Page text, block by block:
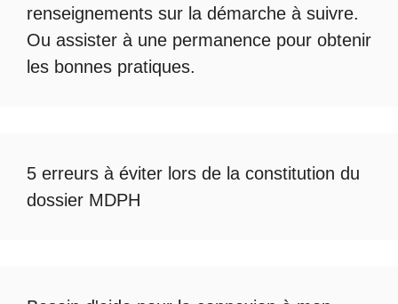
renseignements sur la démarche à suivre.
Ou assister à une permanence pour obtenir
les bonnes pratiques.
5 erreurs à éviter lors de la constitution du
dossier MDPH